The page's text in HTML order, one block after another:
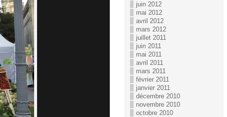
juin 2012
mai 2012
avril 2012
mars 2012
juillet 2011
juin 2011
mai 2011
avril 2011
mars 2011
février 2011
janvier 2011
décembre 2010
novembre 2010
octobre 2010